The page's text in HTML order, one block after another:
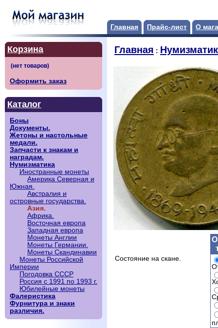
Главная Прайс-лист О
Корзина
Оформить заказ
Каталог
Боны
Документы.
Жетоны и настольные
медали.
Запчасти к знакам и
наградам.
Нумизматика
Иностранные монеты
Америка Северная и
Южная.
Австралия и
островные государства.
Азия.
Африка.
Восточная европа
Западная европа
Монеты Англии
Монеты Германии.
Монеты Скандинавии
Монеты Российской
Империи
Погодовка СССР
Россия с 1991 по 1993 г.
Юбилейные монеты
Фалеристика
Фурнитура и знаки
различия.
Главная :
Состояние на скане.